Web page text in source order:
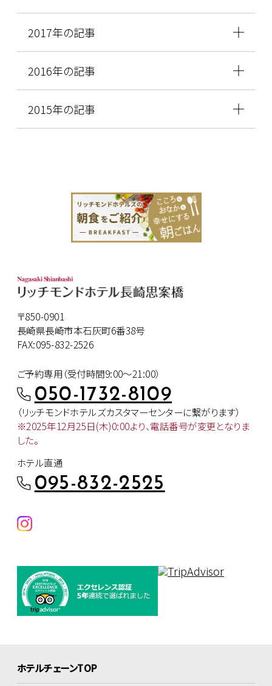
2017年の記事
2016年の記事
2015年の記事
〒850-0901
長崎県長崎市本石灰町6番38号
FAX:095-832-2526
ご予約専用（受付時間9:00～21:00）
050-1732-8109
（リッチモンドホテルズカスタマーセンターに繋がります）
※2025年12月25日(木)0:00より、電話番号が変更となりま
した。
ホテル直通
095-832-2525
ホテルチェーンTOP